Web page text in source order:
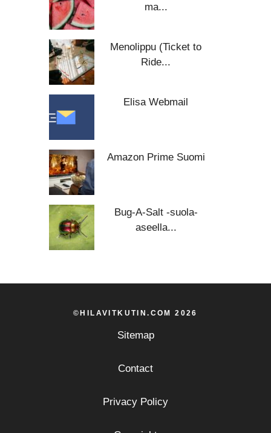
ma...
Menolippu (Ticket to
Ride...
Elisa Webmail
Amazon Prime Suomi
Bug-A-Salt -suola-
aseella...
©HILAVITKUTIN.COM 2026
Sitemap
Contact
Privacy Policy